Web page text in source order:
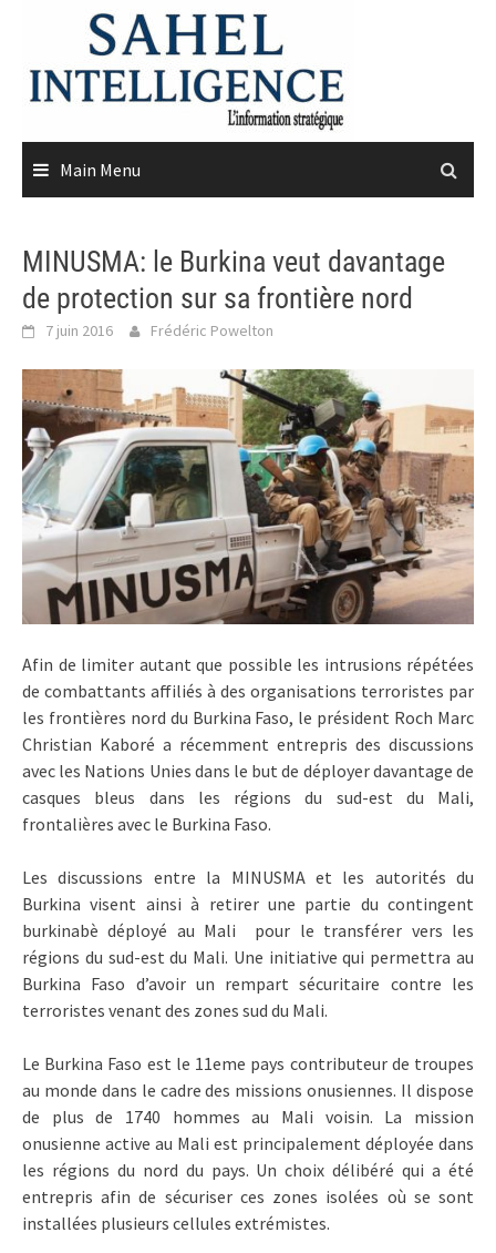
content
Main Menu
MINUSMA: le Burkina veut davantage
de protection sur sa frontière nord
7 juin 2016 Frédéric Powelton
Afin de limiter autant que possible les intrusions répétées
de combattants affiliés à des organisations terroristes par
les frontières nord du Burkina Faso, le président Roch Marc
Christian Kaboré a récemment entrepris des discussions
avec les Nations Unies dans le but de déployer davantage de
casques bleus dans les régions du sud-est du Mali,
frontalières avec le Burkina Faso.
Les discussions entre la MINUSMA et les autorités du
Burkina visent ainsi à retirer une partie du contingent
burkinabè déployé au Mali pour le transférer vers les
régions du sud-est du Mali. Une initiative qui permettra au
Burkina Faso d’avoir un rempart sécuritaire contre les
terroristes venant des zones sud du Mali.
Le Burkina Faso est le 11eme pays contributeur de troupes
au monde dans le cadre des missions onusiennes. Il dispose
de plus de 1740 hommes au Mali voisin. La mission
onusienne active au Mali est principalement déployée dans
les régions du nord du pays. Un choix délibéré qui a été
entrepris afin de sécuriser ces zones isolées où se sont
installées plusieurs cellules extrémistes.